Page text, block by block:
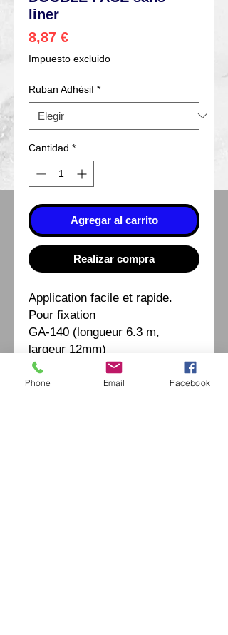
liner
8,87 €Precio
Impuesto excluido
Ruban Adhésif *
Cantidad *
Agregar al carrito
Realizar compra
Application facile et rapide.
Pour fixation
GA-140 (longueur 6.3 m,
largeur 12mm)
Phone Email Facebook